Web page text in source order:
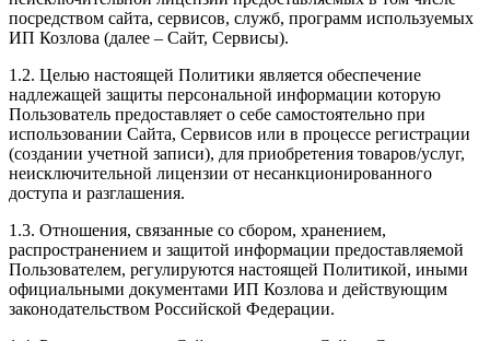
посредством сайта, сервисов, служб, программ используемых
ИП Козлова (далее – Сайт, Сервисы).
1.2. Целью настоящей Политики является обеспечение
надлежащей защиты персональной информации которую
Пользователь предоставляет о себе самостоятельно при
использовании Сайта, Сервисов или в процессе регистрации
(создании учетной записи), для приобретения товаров/услуг,
неисключительной лицензии от несанкционированного
доступа и разглашения.
1.3. Отношения, связанные со сбором, хранением,
распространением и защитой информации предоставляемой
Пользователем, регулируются настоящей Политикой, иными
официальными документами ИП Козловa и действующим
законодательством Российской Федерации.